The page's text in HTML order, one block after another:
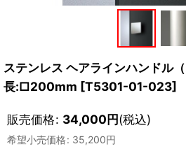
ステンレス ヘアラインハンドル
長:□200mm [T5301-01-023]
販売価格: 34,000円(税込)
希望小売価格: 35,200円